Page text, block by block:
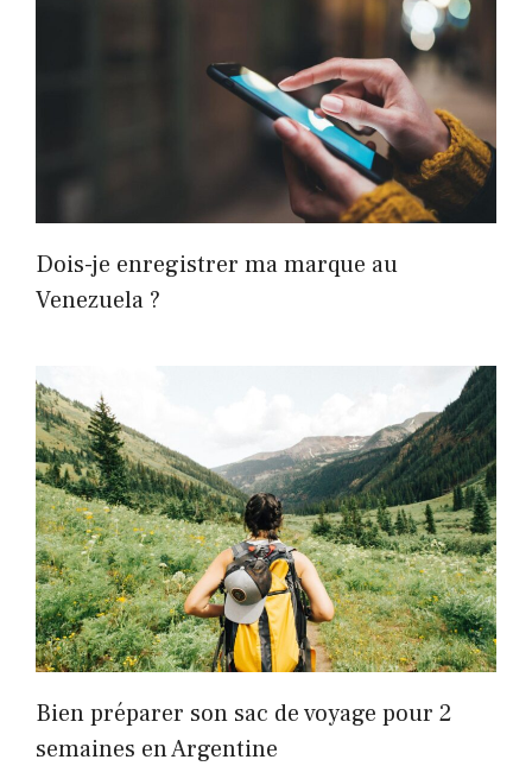
Dois-je enregistrer ma marque au
Venezuela ?
Bien préparer son sac de voyage pour 2
semaines en Argentine